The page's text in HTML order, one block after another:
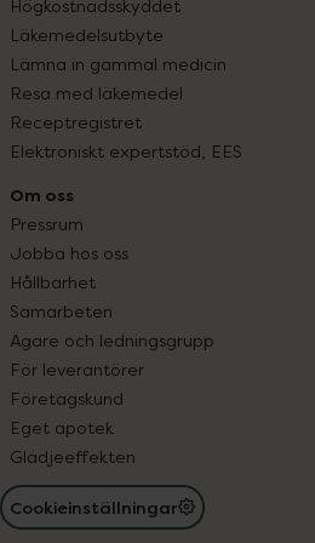
Högkostnadsskyddet
Läkemedelsutbyte
Lämna in gammal medicin
Resa med läkemedel
Receptregistret
Elektroniskt expertstöd, EES
Om oss
Pressrum
Jobba hos oss
Hållbarhet
Samarbeten
Ägare och ledningsgrupp
För leverantörer
Företagskund
Eget apotek
Glädjeeffekten
Cookieinställningar